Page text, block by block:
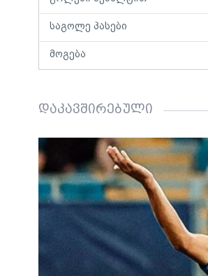
საგოლე პასები
მოგება
დაკავშირებული